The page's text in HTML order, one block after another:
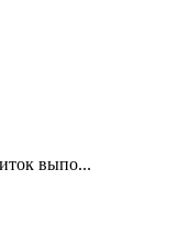
выпо...